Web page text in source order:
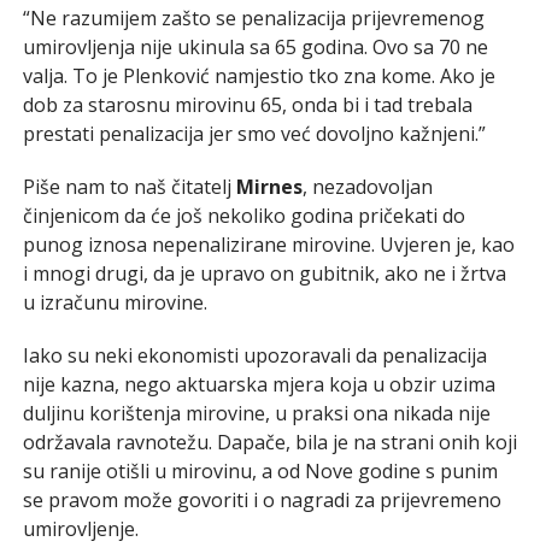
“Ne razumijem zašto se penalizacija prijevremenog
umirovljenja nije ukinula sa 65 godina. Ovo sa 70 ne
valja. To je Plenković namjestio tko zna kome. Ako je
dob za starosnu mirovinu 65, onda bi i tad trebala
prestati penalizacija jer smo već dovoljno kažnjeni.”
Piše nam to naš čitatelj Mirnes, nezadovoljan
činjenicom da će još nekoliko godina pričekati do
punog iznosa nepenalizirane mirovine. Uvjeren je, kao
i mnogi drugi, da je upravo on gubitnik, ako ne i žrtva
u izračunu mirovine.
Iako su neki ekonomisti upozoravali da penalizacija
nije kazna, nego aktuarska mjera koja u obzir uzima
duljinu korištenja mirovine, u praksi ona nikada nije
održavala ravnotežu. Dapače, bila je na strani onih koji
su ranije otišli u mirovinu, a od Nove godine s punim
se pravom može govoriti i o nagradi za prijevremeno
umirovljenje.